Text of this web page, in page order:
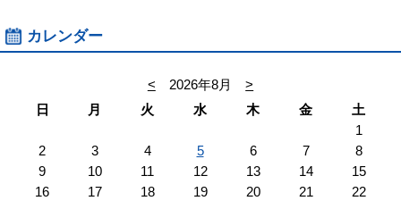
カレンダー
< 2026年8月
>
日
月 火 水 木 金
土
1
2
3 4 5 6 7
8
9
10 11 12 13 14
15
16
17 18 19 20 21
22